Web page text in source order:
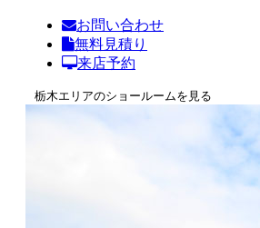
お問い合わせ
無料見積り
来店予約
栃木エリアのショールームを見る